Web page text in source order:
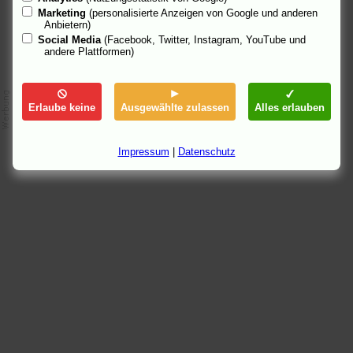
Marketing (personalisierte Anzeigen von Google und anderen
Anbietern)
Social Media (Facebook, Twitter, Instagram, YouTube und
andere Plattformen)
Erlaube keine Ausgewählte zulassen Alles erlauben
Impressum Datenschutz